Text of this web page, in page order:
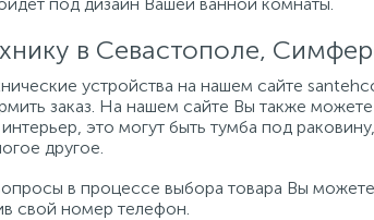
в Севастополе,
устройства на нашем сайте
заказ. На нашем сайте Вы также
это могут быть тумба под
другое.
в процессе выбора товара Вы
свой номер телефон.